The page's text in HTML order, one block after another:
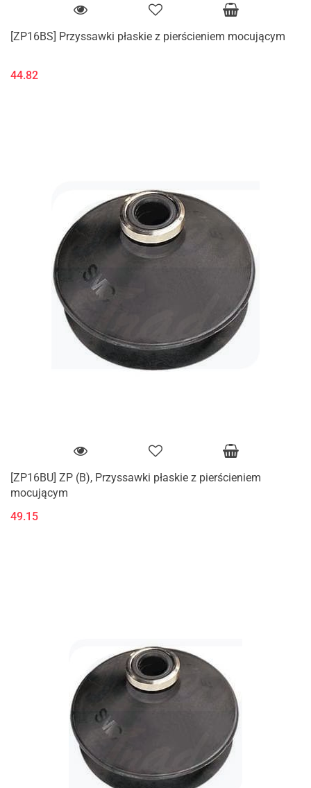
[ZP16BS] Przyssawki płaskie z pierścieniem mocującym
44.82
[ZP16BU] ZP (B), Przyssawki płaskie z pierścieniem
mocującym
49.15